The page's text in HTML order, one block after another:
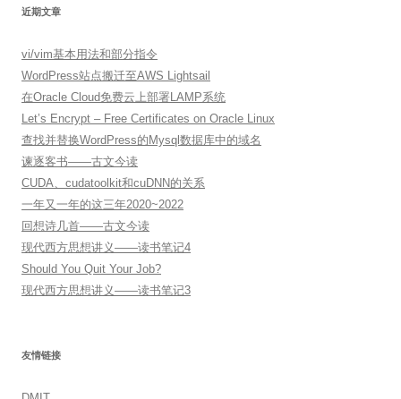
近期文章
vi/vim基本用法和部分指令
WordPress站点搬迁至AWS Lightsail
在Oracle Cloud免费云上部署LAMP系统
Let’s Encrypt – Free Certificates on Oracle Linux
查找并替换WordPress的Mysql数据库中的域名
谏逐客书——古文今读
CUDA、cudatoolkit和cuDNN的关系
一年又一年的这三年2020~2022
回想诗几首——古文今读
现代西方思想讲义——读书笔记4
Should You Quit Your Job?
现代西方思想讲义——读书笔记3
友情链接